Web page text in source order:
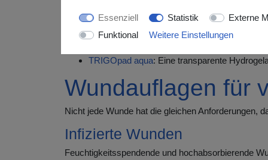
TRIGOtüll komb adhesive: Die praktische
TRIGO Hydrofaser: Besonders saugfähig
TRIGOpad aqua: Eine transparente
Wundauflagen für
Nicht jede Wunde hat die gleichen Anforderungen,
Infizierte Wunden
Feuchtigkeitsspendende und hochabsorbierende
Essenziell Statistik Externe
Funktional
Weitere Einstellungen